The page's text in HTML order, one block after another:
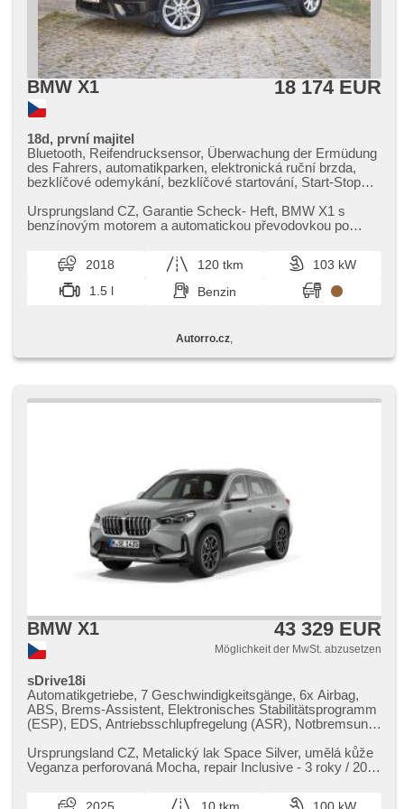
BMW X1 18 174 EUR
18d, první majitel
Bluetooth, Reifendrucksensor, Überwachung der Ermüdung
des Fahrers, automatikparken, elektronická ruční brzda,
bezklíčové odemykání, bezklíčové startování, Start-Stop
Autoradio, Multifunktionslenkrad, Lenkrad einstellbar, zadní
loketní opěrka, beheizte Sitze, Sportsitze, isofix, El.
Heck LED Leuchte, Nebelscheinwerfer, Alufelgen, El.
Spiegel, beheizte Spiegel, Scheibenwischersensor,
Lichtsensor, El. Vorderscheiben, El. Seitenscheiben, El.
Deckel des Kofferraums, Zentralverriegelung, Dachträger, 2-
Funkfernbedienung, Tempomat, parkovací senzory přední,
Anhängerkupplung, Außenthermometer, Servolenkung,
(PEBS), automatisch im Berg bremsen , 6x Airbag, přední
Ursprungsland CZ,​ Garantie Scheck​- Heft,​ BMW X1 s
benzínovým motorem a automatickou převodovkou po
2018 120 tkm
103 kW
1.5 l
Benzin
Autorro.cz
BMW X1 43 329 EUR
Möglichkeit der MwSt. abzusetzen
sDrive18i
Automatikgetriebe, 7 Geschwindigkeitsgänge, 6x Airbag,
ABS, Brems-Assistent, Elektronisches Stabilitätsprogramm
(ESP), EDS, Antriebsschlupfregelung (ASR), Notbremsung
adaptivní regulace podvozku, Anhängerkupplung,
Klimaautomatik, Adaptive Geschwindigkeitsregelung,
LED denní svícení, automatické přepínání dálkových světel,
Ursprungsland CZ,​ Metalický lak Space Silver,​ umělá kůže
Veganza perforovaná Mocha,​ repair Inclusive ​- 3 roky / 200